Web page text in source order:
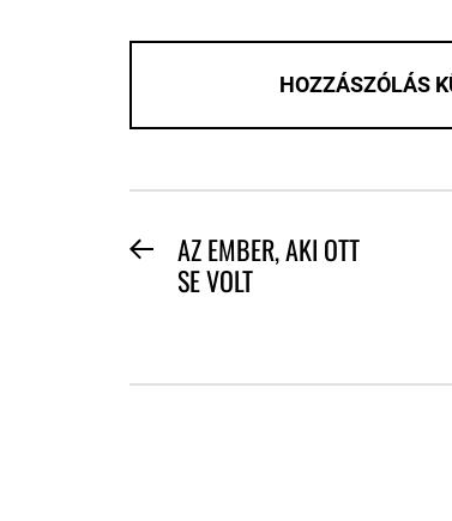
BEJEGYZÉS
NAVIGÁCIÓ
PreviousAZ EMBER, AKI OTT
SE VOLT